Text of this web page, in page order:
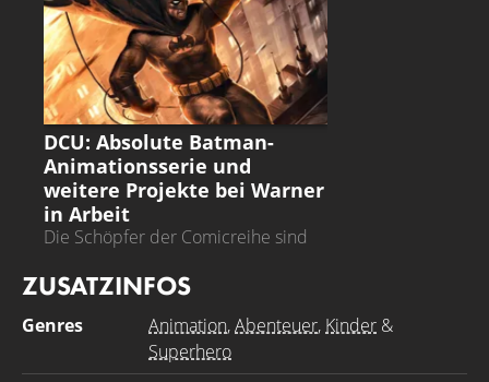
ABSOLUTE BATMAN
DCU: Absolute Batman-
Animationsserie und
weitere Projekte bei Warner
in Arbeit
Die Schöpfer der Comicreihe sind
ZUSATZINFOS
Genres Animation,Abenteuer, Kinder &
Superhero